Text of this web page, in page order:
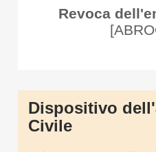
Revoca
Dispositivo
Civile